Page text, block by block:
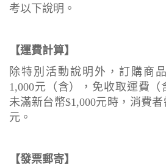
考以下說明。
【運費計算】
除特別活動說明外，訂購商
1,000元（含），免收取運費（
未滿新台幣$1,000元時，消費
元。
【發票郵寄】